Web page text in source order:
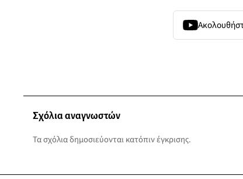
Σχόλια αναγνωστών
Τα σχόλια δημοσιεύονται κατόπιν έγκρισης.